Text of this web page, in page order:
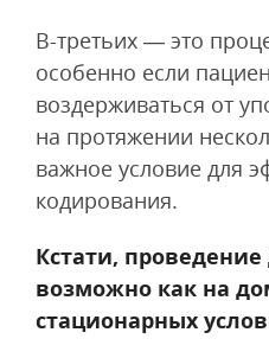
В-третьих — это
особенно если
воздерживаться от
на протяжении
важное условие для
кодирования.
Кстати,
возможно как на
стационарных